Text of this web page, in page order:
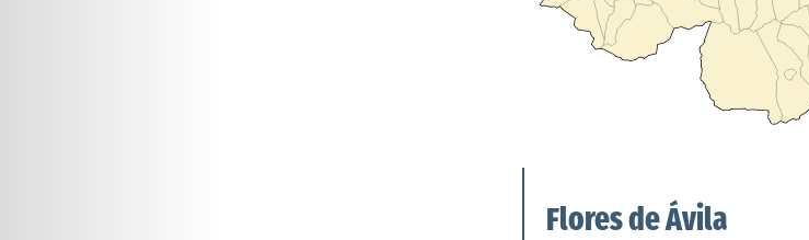
Flores de Ávila